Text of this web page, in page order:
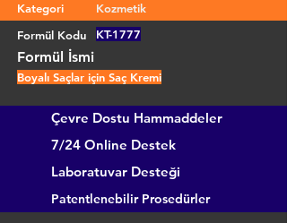
Kategori
Kozmetik
Formül Kodu
KT-1777
Formül İsmi
Boyalı Saçlar için Saç Kremi
Çevre Dostu Hammaddeler
7/24 Online Destek
Laboratuvar Desteği
Patentlenebilir Prosedürler